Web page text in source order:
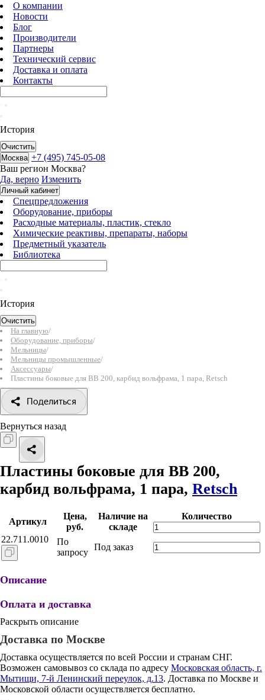
О компании
Новости
Блог
Производители
Партнеры
Технический сервис
Доставка и оплата
Контакты
История
Очистить
Москва +7 (495) 745-05-08
Ваш регион Москва?
Да, верно Изменить
Личный кабинет
Спецпредложения
Оборудование, приборы
Расходные материалы, пластик, стекло
Химические реактивы, препараты, наборы
Предметный указатель
Библиотека
История
Очистить
На главную/
Оборудование, приборы/
Мельницы/
Мельницы промышленные/
Аксессуары/
Пластины боковые для BB 200, карбид вольфрама, 1 пара, Retsch
Поделиться
Вернуться назад
Пластины боковые для BB 200,
карбид вольфрама, 1 пара, Retsch
Артикул
Цена,
руб.
Наличие на
складе
Количество
22.711.0010
По
запросу
Под заказ
Описание
Оплата и доставка
Раскрыть описание
Доставка по Москве
Доставка осуществляется по всей России и странам СНГ.
Возможен самовывоз со склада по адресу Московская область, г.
Мытищи, 7-й Ленинский переулок, д.13. Доставка по Москве и
Московской области осуществляется бесплатно.